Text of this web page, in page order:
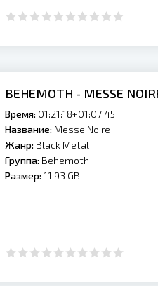
BEHEMOTH - MESSE
Время: 01:21:18+01:07:45
Название: Messe Noire
Жанр: Black Metal
Группа: Behemoth
Размер: 11.93 GB